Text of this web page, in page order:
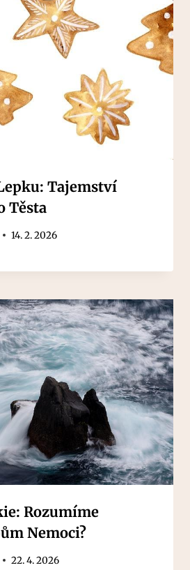
Tajemství
Těsta
14. 2. 2026
Rozumíme
Nemoci?
22. 4. 2026